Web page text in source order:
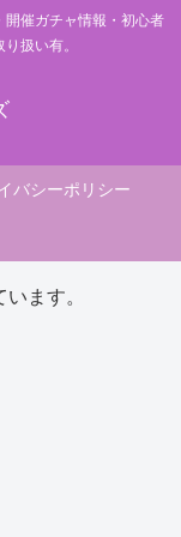
催ガチャ情報・初心者
扱い有。
バシーポリシー
ます。